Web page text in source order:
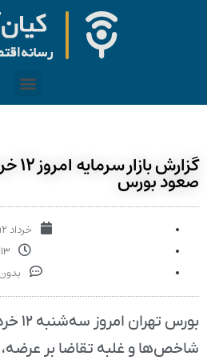
صعود بورس
خرداد ۱۲, ۱۴۰۵
شاخص‌ها و غلبه تقاضا بر